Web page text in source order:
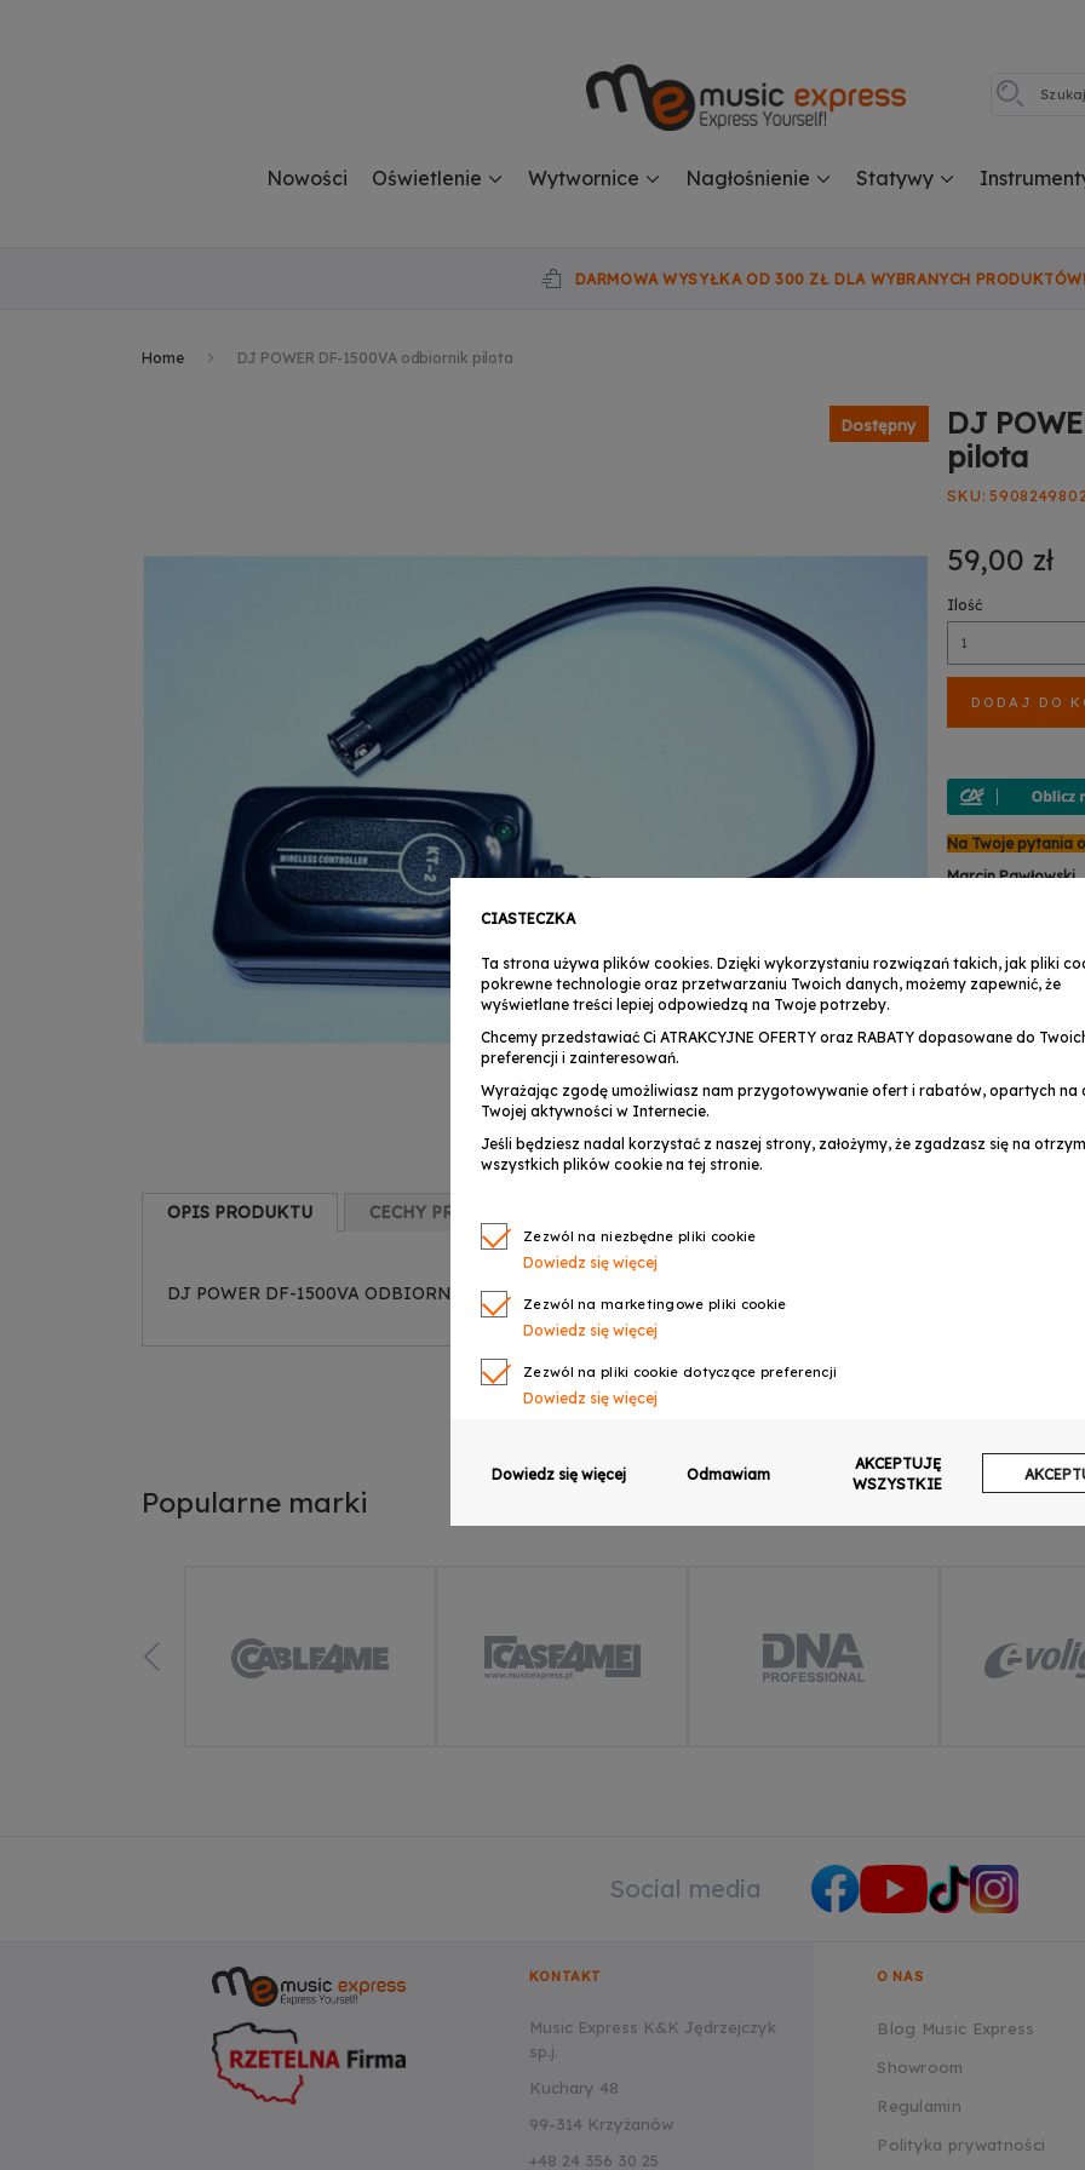
Nowości Oświetlenie Wytwornice Nagłośnienie Statywy
DARMOWA WYSYŁKA OD 300 ZŁ DLA WYBRANYCH PRODUKTÓW!
Home DJ POWER DF-1500VA odbiornik pilota
Dostępny
DJ
pilota
SKU
59,00 zł
Ilość
DODAJ DO
Na Twoje pytania
Marcin Pawłowski
Anita
TEL : +48 503 158
OPIS PRODUKTU
DJ POWER DF-1500VA ODBIORNIK PILOTA
CECHY PRODUKTU
Popularne marki
Social media
KONTAKT
Music Express K&K Jędrzejczyk
sp.j.
Kuchary 48
99-314 Krzyżanów
+48 24 356 30 25
O NAS
Blog Music Express
Showroom
Regulamin
Polityka prywatności
CIASTECZKA
Ta strona używa plików cookies. Dzięki wykorzystaniu rozwiązań takich, jak pliki
pokrewne technologie oraz przetwarzaniu Twoich danych, możemy zapewnić, że
wyświetlane treści lepiej odpowiedzą na Twoje potrzeby.
Chcemy przedstawiać Ci ATRAKCYJNE OFERTY oraz RABATY dopasowane do
preferencji i zainteresowań.
Wyrażając zgodę umożliwiasz nam przygotowywanie ofert i rabatów, opartych na
Twojej aktywności w Internecie.
Jeśli będziesz nadal korzystać z naszej strony, założymy, że zgadzasz się na
wszystkich plików cookie na tej stronie.
Zezwól na niezbędne pliki cookie
Dowiedz się więcej
Zezwól na marketingowe pliki cookie
Dowiedz się więcej
Zezwól na pliki cookie dotyczące preferencji
Dowiedz się więcej
Dowiedz się więcej
Dowiedz się więcej Odmawiam
AKCEPTUJĘ
WSZYSTKIE